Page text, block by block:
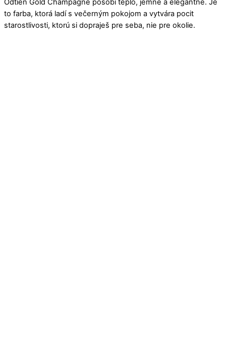
to farba, ktorá ladí s večerným pokojom a vytvára pocit
starostlivosti, ktorú si dopraješ pre seba, nie pre okolie.